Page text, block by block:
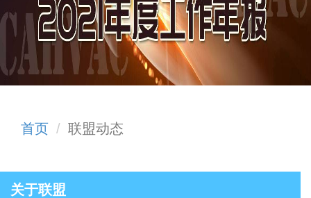
首页 联盟动态
关于联盟